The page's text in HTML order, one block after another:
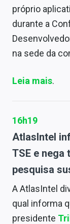
próprio
durante a
na sede da
Leia mais.
16h19
AtlasIntel
TSE e
pesquisa
A AtlasIntel
qual informa
presidente